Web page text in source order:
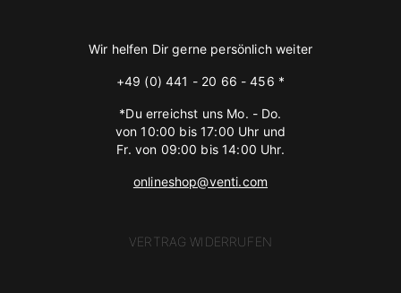
Wir helfen Dir gerne persönlich weiter
+49 (0) 441 - 20 66 - 456 *
*Du erreichst uns Mo. - Do.
von 10:00 bis 17:00 Uhr und
Fr. von 09:00 bis 14:00 Uhr.
onlineshop@venti.com
VERTRAG WIDERRUFEN